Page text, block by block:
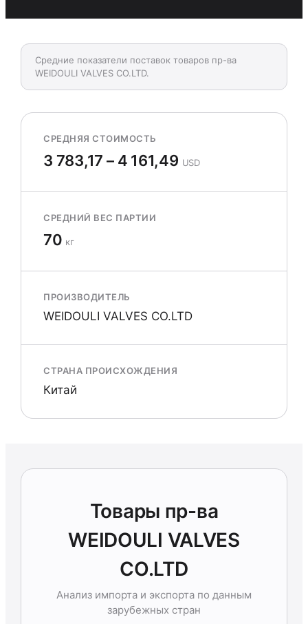
Средние показатели поставок товаров пр-ва
WEIDOULI VALVES CO.LTD.
СРЕДНЯЯ СТОИМОСТЬ
3 783,17 – 4 161,49 USD
СРЕДНИЙ ВЕС ПАРТИИ
70 кг
ПРОИЗВОДИТЕЛЬ
WEIDOULI VALVES CO.LTD
СТРАНА ПРОИСХОЖДЕНИЯ
Китай
Товары пр-ва
WEIDOULI VALVES
CO.LTD
Анализ импорта и экспорта по данным
зарубежных стран